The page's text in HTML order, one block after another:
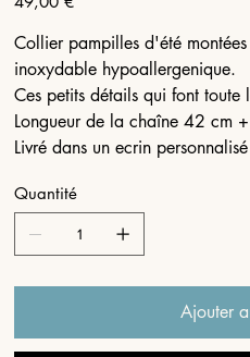
Collier pampilles d'été
inoxydable hypoallergenique.
Ces petits détails qui font toute
Longueur de la chaîne 42 cm
Livré dans un ecrin personnalisé
Quantité
Ajouter